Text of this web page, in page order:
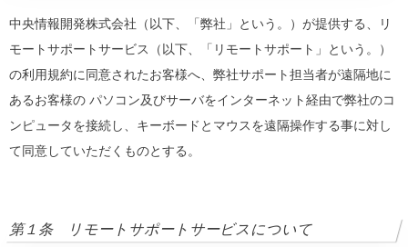
中央情報開発株式会社（以下、「弊社」という。）が提供する、リ
モートサポートサービス（以下、「リモートサポート」という。）
の利用規約に同意されたお客様へ、弊社サポート担当者が遠隔地に
あるお客様の パソコン及びサーバをインターネット経由で弊社のコ
ンピュータを接続し、キーボードとマウスを遠隔操作する事に対し
て同意していただくものとする。
第１条 リモートサポートサービスについて